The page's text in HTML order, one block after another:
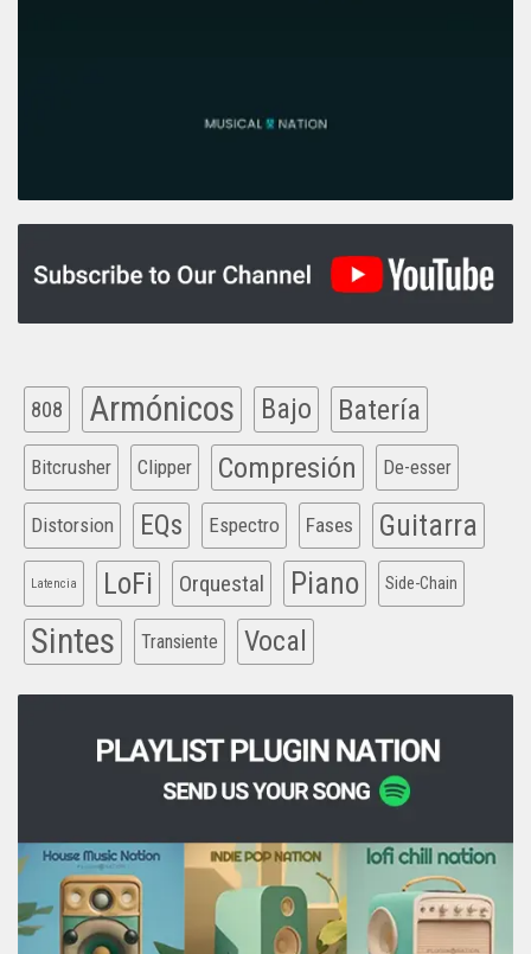
808 Armónicos Bajo Batería
Bitcrusher Clipper Compresión De-esser
Distorsion EQs Espectro Fases Guitarra
Latencia LoFi Orquestal Piano Side-Chain
Sintes Transiente Vocal